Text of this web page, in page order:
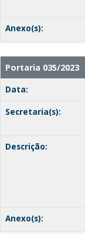
Anexo(s):
Portaria 035/2023
Data:
Secretaria(s):
Descrição:
Anexo(s):